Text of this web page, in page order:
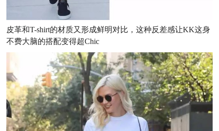
皮革和T-shirt的材质又形成鲜明对比，这种反差感让KK这身
不费大脑的搭配变得超Chic